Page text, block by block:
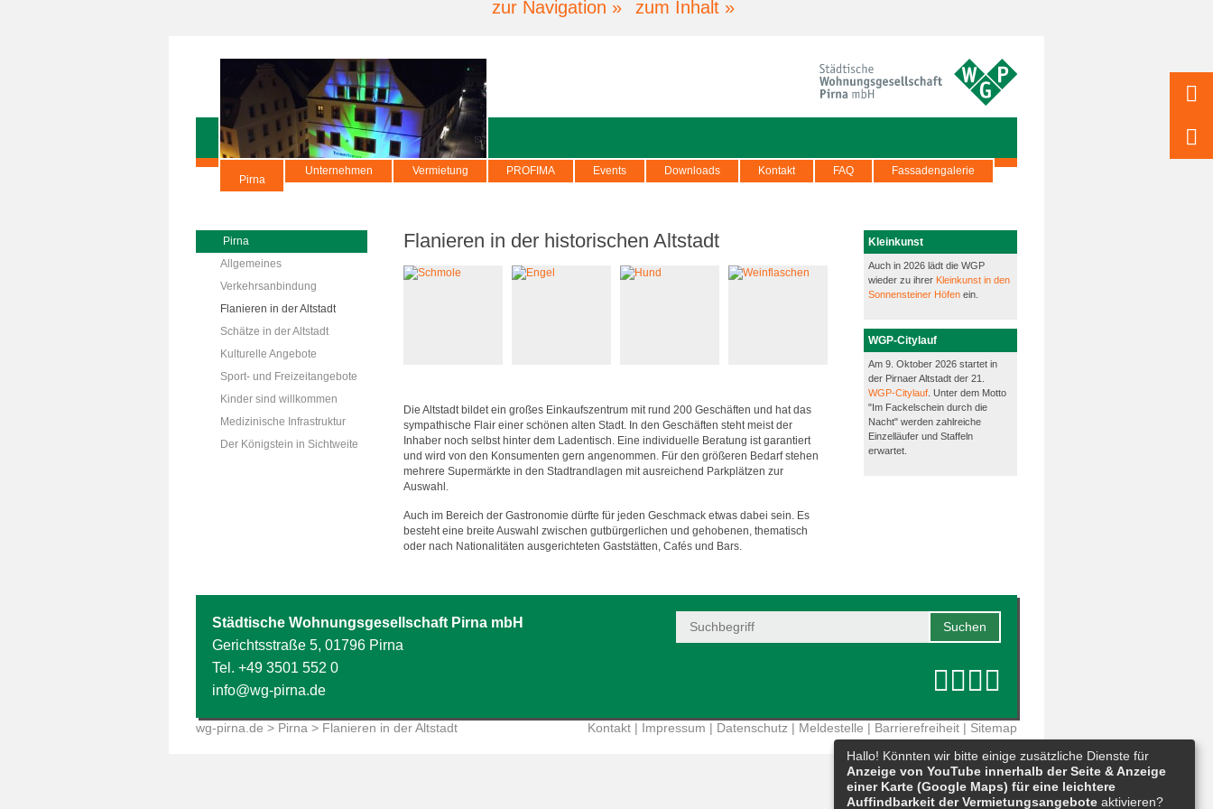
zur Navigation » zum Inhalt »
Pirna
Unternehmen Vermietung PROFIMA Events Downloads Kontakt FAQ Fassadengalerie
Pirna
Allgemeines
Verkehrsanbindung
Flanieren in der Altstadt
Schätze in der Altstadt
Kulturelle Angebote
Sport- und Freizeitangebote
Kinder sind willkommen
Medizinische Infrastruktur
Der Königstein in Sichtweite
Flanieren in der historischen Altstadt
Die Altstadt bildet ein großes Einkaufszentrum mit rund 200 Geschäften und hat das
sympathische Flair einer schönen alten Stadt. In den Geschäften steht meist der
Inhaber noch selbst hinter dem Ladentisch. Eine individuelle Beratung ist garantiert
und wird von den Konsumenten gern angenommen. Für den größeren Bedarf stehen
mehrere Supermärkte in den Stadtrandlagen mit ausreichend Parkplätzen zur
Auswahl.
Auch im Bereich der Gastronomie dürfte für jeden Geschmack etwas dabei sein. Es
besteht eine breite Auswahl zwischen gutbürgerlichen und gehobenen, thematisch
oder nach Nationalitäten ausgerichteten Gaststätten, Cafés und Bars.
Kleinkunst
Auch in 2026 lädt die WGP
wieder zu ihrer Kleinkunst in den
Sonnensteiner Höfen ein.
WGP-Citylauf
Am 9. Oktober 2026 startet in
der Pirnaer Altstadt der 21.
WGP-Citylauf . Unter dem Motto
"Im Fackelschein durch die
Nacht" werden zahlreiche
Einzelläufer und Staffeln
erwartet.
Städtische Wohnungsgesellschaft Pirna mbH
Gerichtsstraße 5, 01796 Pirna
Tel. +49 3501 552 0
info@wg-pirna.de
wg-pirna.de > Pirna > Flanieren in der Altstadt Kontakt | Impressum | Datenschutz | Meldestelle | Barrierefreiheit | Sitemap
Hallo! Könnten wir bitte einige zusätzliche Dienste für
Anzeige von YouTube innerhalb der Seite & Anzeige
einer Karte (Google Maps) für eine leichtere
Auffindbarkeit der Vermietungsangebote aktivieren?